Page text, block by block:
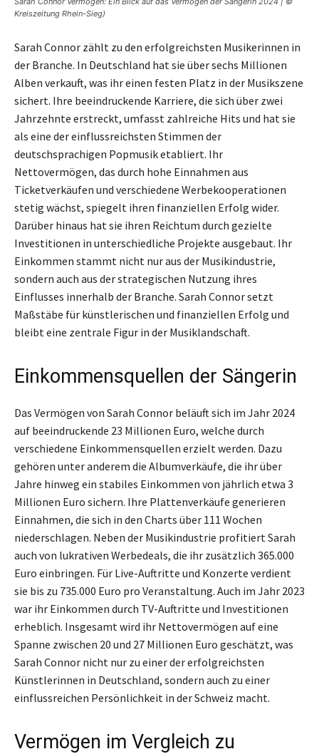
Kreiszeitung Rhein-Sieg)
Sarah Connor zählt zu den erfolgreichsten Musikerinnen in
der Branche. In Deutschland hat sie über sechs Millionen
Alben verkauft, was ihr einen festen Platz in der Musikszene
sichert. Ihre beeindruckende Karriere, die sich über zwei
Jahrzehnte erstreckt, umfasst zahlreiche Hits und hat sie
als eine der einflussreichsten Stimmen der
deutschsprachigen Popmusik etabliert. Ihr
Nettovermögen, das durch hohe Einnahmen aus
Ticketverkäufen und verschiedene Werbekooperationen
stetig wächst, spiegelt ihren finanziellen Erfolg wider.
Darüber hinaus hat sie ihren Reichtum durch gezielte
Investitionen in unterschiedliche Projekte ausgebaut. Ihr
Einkommen stammt nicht nur aus der Musikindustrie,
sondern auch aus der strategischen Nutzung ihres
Einflusses innerhalb der Branche. Sarah Connor setzt
Maßstäbe für künstlerischen und finanziellen Erfolg und
bleibt eine zentrale Figur in der Musiklandschaft.
Einkommensquellen der Sängerin
Das Vermögen von Sarah Connor beläuft sich im Jahr 2024
auf beeindruckende 23 Millionen Euro, welche durch
verschiedene Einkommensquellen erzielt werden. Dazu
gehören unter anderem die Albumverkäufe, die ihr über
Jahre hinweg ein stabiles Einkommen von jährlich etwa 3
Millionen Euro sichern. Ihre Plattenverkäufe generieren
Einnahmen, die sich in den Charts über 111 Wochen
niederschlagen. Neben der Musikindustrie profitiert Sarah
auch von lukrativen Werbedeals, die ihr zusätzlich 365.000
Euro einbringen. Für Live-Auftritte und Konzerte verdient
sie bis zu 735.000 Euro pro Veranstaltung. Auch im Jahr 2023
war ihr Einkommen durch TV-Auftritte und Investitionen
erheblich. Insgesamt wird ihr Nettovermögen auf eine
Spanne zwischen 20 und 27 Millionen Euro geschätzt, was
Sarah Connor nicht nur zu einer der erfolgreichsten
Künstlerinnen in Deutschland, sondern auch zu einer
einflussreichen Persönlichkeit in der Schweiz macht.
Vermögen im Vergleich zu